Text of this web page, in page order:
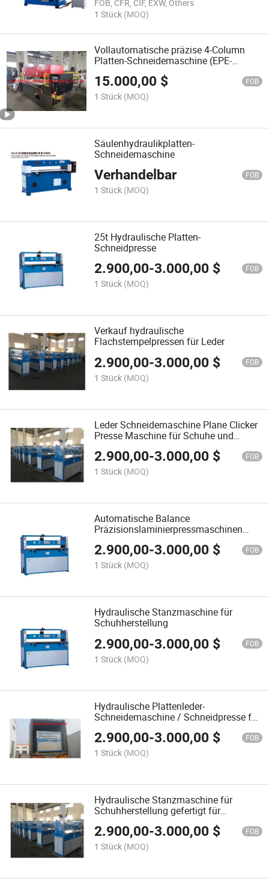
FOB, CFR, CIF, EXW, Others
1 Stück (MOQ)
Vollautomatische präzise 4-Column
Platten-Schneidemaschine (EPE-
Schneidemaschine)
15.000,00 $ FOB
1 Stück (MOQ)
Säulenhydraulikplatten-
Schneidemaschine
Verhandelbar FOB
1 Stück (MOQ)
25t Hydraulische Platten-
Schneidpresse
2.900,00-3.000,00 $ FOB
1 Stück (MOQ)
Verkauf hydraulische
Flachstempelpressen für Leder
2.900,00-3.000,00 $ FOB
1 Stück (MOQ)
Leder Schneidemaschine Plane Clicker
Presse Maschine für Schuhe und
2.900,00-3.000,00 $ FOB
1 Stück (MOQ)
Automatische Balance
Präzisionslaminierpressmaschinen
Schneidemaschine
2.900,00-3.000,00 $ FOB
1 Stück (MOQ)
Hydraulische Stanzmaschine für
Schuhherstellung
2.900,00-3.000,00 $ FOB
1 Stück (MOQ)
Hydraulische Plattenleder-
Schneidemaschine / Schneidpresse für
2.900,00-3.000,00 $ FOB
1 Stück (MOQ)
Hydraulische Stanzmaschine für
Schuhherstellung gefertigt für
2.900,00-3.000,00 $ FOB
1 Stück (MOQ)